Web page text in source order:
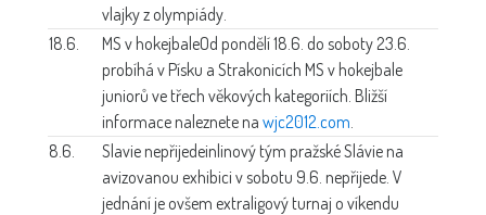
vlajky z olympiády.
18.6.
MS v hokejbaleOd pondělí 18.6. do soboty 23.6.
probíhá v Písku a Strakonicích MS v hokejbale
juniorů ve třech věkových kategoriích. Bližší
informace naleznete na wjc2012.com
8.6.
Slavie nepřijedeinlinový tým pražské Slávie na
avizovanou exhibici v sobotu 9.6. nepřijede. V
jednání je ovšem extraligový turnaj o víkendu